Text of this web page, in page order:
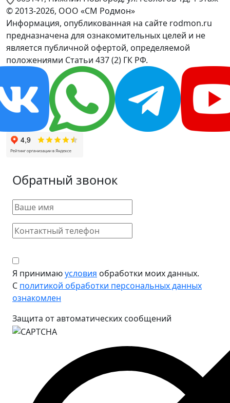
© 2013-2026, ООО «СМ Родмон»
Информация, опубликованная на сайте rodmon.ru
предназначена для ознакомительных целей и не
является публичной офертой, определяемой
положениями Статьи 437 (2) ГК РФ.
Обратный звонок
Я принимаюусловия обработки моих данных.
С политикой обработки персональных данных
ознакомлен
Защита от автоматических сообщений